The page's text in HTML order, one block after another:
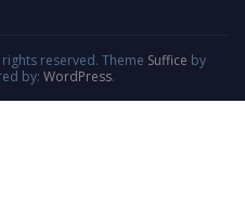
reserved. Theme Suffice by
by: WordPress.